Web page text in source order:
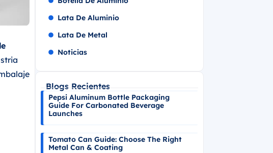
Lata De Aluminio
Lata De Metal
Noticias
Blogs Recientes
Pepsi Aluminum Bottle Packaging
Guide For Carbonated Beverage
Launches
Tomato Can Guide: Choose The Right
Metal Can & Coating